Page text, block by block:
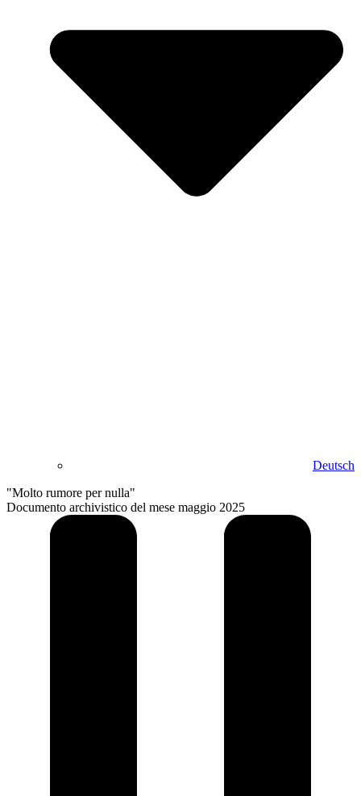
Deutsch
"Molto rumore per nulla"
Documento archivistico del mese maggio 2025